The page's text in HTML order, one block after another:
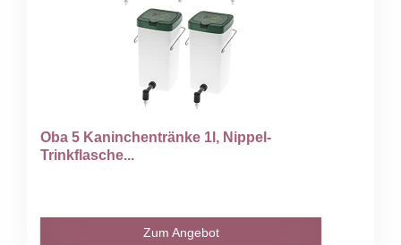
Oba 5 Kaninchentränke 1l, Nippel-
Trinkflasche...
Zum Angebot